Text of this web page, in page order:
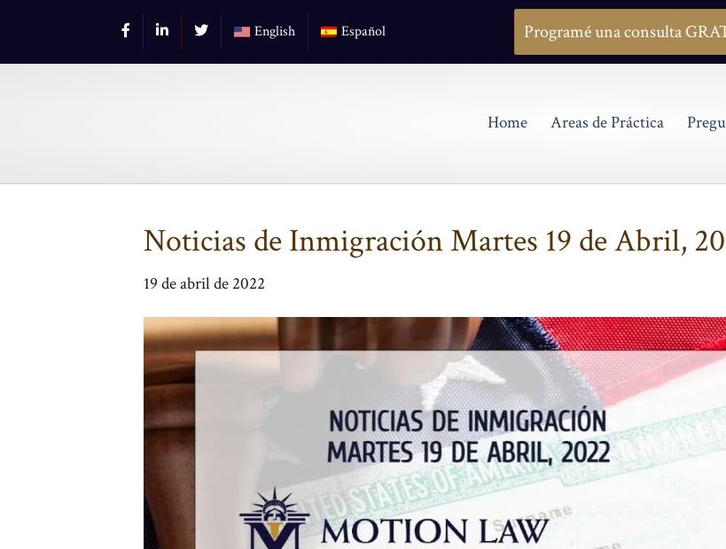
English Español Programé una consulta
Home Areas de Práctica
Noticias de Inmigración Martes 19 de Abril,
19 de abril de 2022